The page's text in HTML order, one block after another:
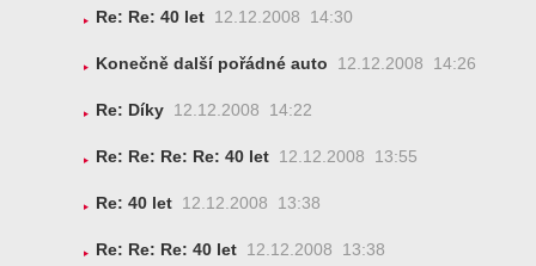
Re: Re: 40 let 12.12.2008 14:30
Konečně další pořádné auto 12.12.2008 14:26
Re: Díky 12.12.2008 14:22
Re: Re: Re: Re: 40 let 12.12.2008 13:55
Re: 40 let 12.12.2008 13:38
Re: Re: Re: 40 let 12.12.2008 13:38